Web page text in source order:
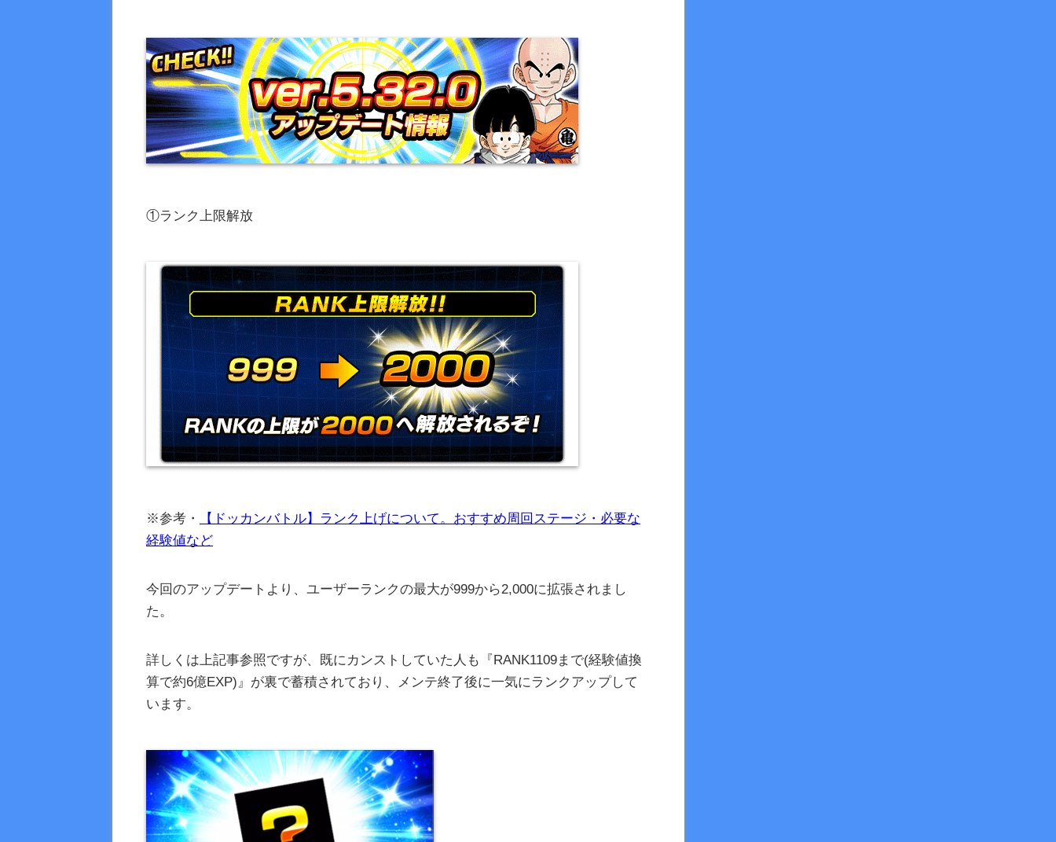
①ランク上限解放
※参考・
【ドッカンバトル】ランク上げについて。おすすめ周回ステージ・必要な
経験値など
今回のアップデートより、ユーザーランクの最大が999から2,000に拡張されまし
た。
詳しくは上記事参照ですが、既にカンストしていた人も『RANK1109まで(経験値換
算で約6億EXP)』が裏で蓄積されており、メンテ終了後に一気にランクアップして
います。